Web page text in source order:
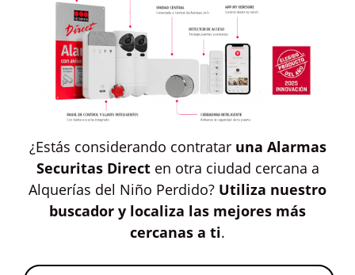
¿Estás considerando contratar una Alarmas
Securitas Directen otra ciudad cercana a
Alquerías del Niño Perdido? Utiliza nuestro
buscador y localiza las mejores más
cercanas a ti.